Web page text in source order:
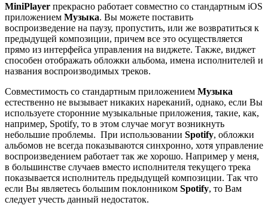
MiniPlayer прекрасно работает совместно со стандартным iOS
приложением Музыка. Вы можете поставить
воспроизведение на паузу, пропустить, или же возвратиться к
предыдущей композиции, причем все это осуществляется
прямо из интерфейса управления на виджете. Также, виджет
способен отображать обложки альбома, имена исполнителей и
названия воспроизводимых треков.
Совместимость со стандартным приложением Музыка
естественно не вызывает никаких нареканий, однако, если Вы
используете сторонние музыкальные приложения, такие, как,
например, Spotify, то в этом случае могут возникнуть
небольшие проблемы. При использовании Spotify, обложки
альбомов не всегда показываются синхронно, хотя управление
воспроизведением работает так же хорошо. Например у меня,
в большинстве случаев вместо исполнителя текущего трека
показывается исполнитель предыдущей композиции. Так что
если Вы являетесь большим поклонником Spotify, то Вам
следует учесть данный недостаток.